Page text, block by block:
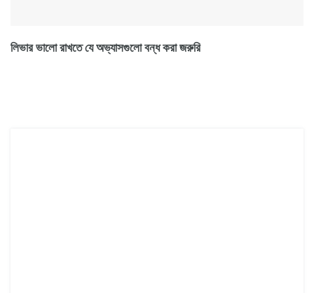
লিভার ভালো রাখতে যে অভ্যাসগুলো বন্ধ করা জরুরি